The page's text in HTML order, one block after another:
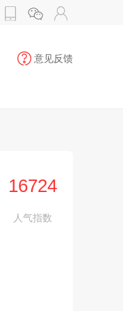
意见反馈
人气指数
16724